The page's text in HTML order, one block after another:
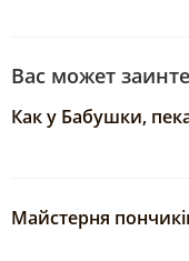
Вас может
Как у Бабушки,
Майстерня